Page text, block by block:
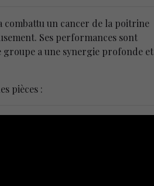
combattu un cancer de la poitrine
Ses performances sont
groupe a une synergie profonde et
pièces :